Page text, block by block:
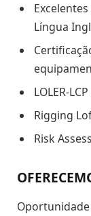
Língua
LOLER-
Rigging
Risk